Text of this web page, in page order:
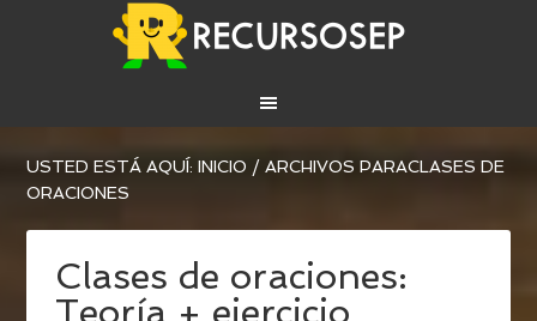
USTED ESTÁ AQUÍ:INICIO / ARCHIVOS PARACLASES DE
ORACIONES
Clases de oraciones:
Teoría + ejercicio